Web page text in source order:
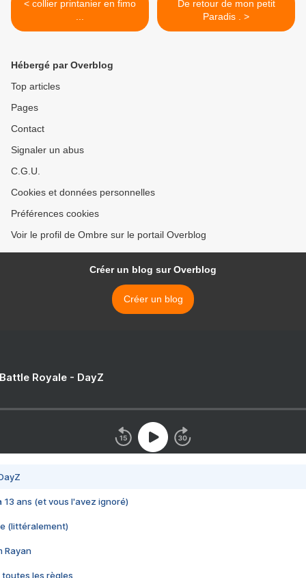
< collier printanier en fimo
De retour de mon petit
Paradis . >
Hébergé par Overblog
Top articles
Pages
Contact
Signaler un abus
C.G.U.
Cookies et données personnelles
Préférences cookies
Voir le profil de Ombre sur le portail Overblog
Créer un blog sur Overblog
Créer un blog
Royale - DayZ
13 ans (et vous l'avez ignoré)
(littéralement)
Rayan
toutes les règles